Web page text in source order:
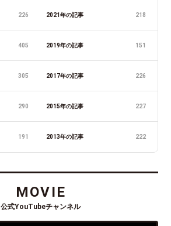
226 2021年の記事 218
405 2019年の記事 151
305 2017年の記事 226
290 2015年の記事 227
191 2013年の記事 222
MOVIE
公式YouTubeチャンネル